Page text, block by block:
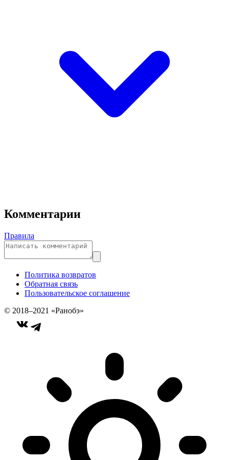
Комментарии
Правила
Политика возвратов
Обратная связь
Пользовательское соглашение
© 2018–2021 «Ранобэ»